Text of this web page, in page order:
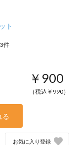
ト
件
￥900
（税込￥ 990）
る
お気に入り登録